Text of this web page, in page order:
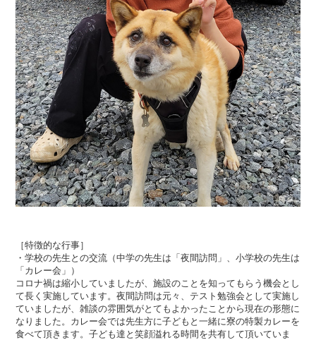
［特徴的な行事］
・学校の先生との交流（中学の先生は「夜間訪問」、小学校の先生は
「カレー会」）
コロナ禍は縮小していましたが、施設のことを知ってもらう機会とし
て長く実施しています。夜間訪問は元々、テスト勉強会として実施し
ていましたが、雑談の雰囲気がとてもよかったことから現在の形態に
なりました。カレー会では先生方に子どもと一緒に寮の特製カレーを
食べて頂きます。子ども達と笑顔溢れる時間を共有して頂いていま